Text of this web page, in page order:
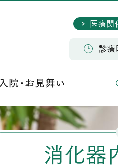
医療関
診療
入院・お見舞い
消化器